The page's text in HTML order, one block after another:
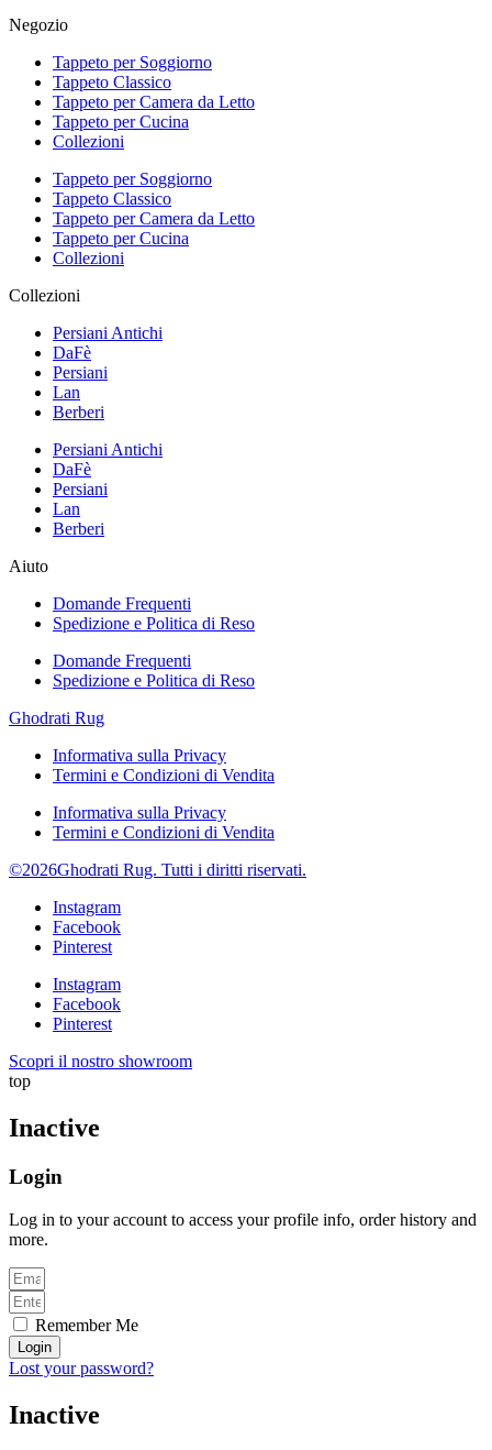
Negozio
Tappeto per Soggiorno
Tappeto Classico
Tappeto per Camera da Letto
Tappeto per Cucina
Collezioni
Tappeto per Soggiorno
Tappeto Classico
Tappeto per Camera da Letto
Tappeto per Cucina
Collezioni
Collezioni
Persiani Antichi
DaFè
Persiani
Lan
Berberi
Persiani Antichi
DaFè
Persiani
Lan
Berberi
Aiuto
Domande Frequenti
Spedizione e Politica di Reso
Domande Frequenti
Spedizione e Politica di Reso
Ghodrati Rug
Informativa sulla Privacy
Termini e Condizioni di Vendita
Informativa sulla Privacy
Termini e Condizioni di Vendita
©2026Ghodrati Rug. Tutti i diritti riservati.
Instagram
Facebook
Pinterest
Instagram
Facebook
Pinterest
Scopri il nostro showroom
top
Inactive
Login
Log in to your account to access your profile info, order history and
more.
Remember Me
Login
Lost your password?
Inactive